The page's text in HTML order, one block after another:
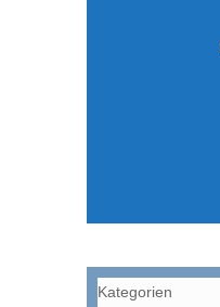
Kategorien